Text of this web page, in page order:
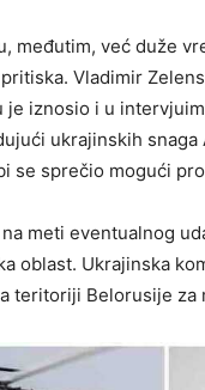
međutim, već duže
Vladimir
iznosio i u
ukrajinskih
se sprečio mogući
meti eventualnog
oblast. Ukrajinska
teritoriji Belorusije za